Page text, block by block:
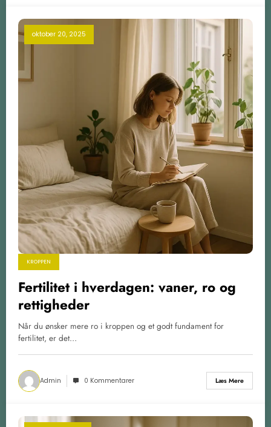
oktober 20, 2025
KROPPEN
Fertilitet i hverdagen: vaner, ro og
rettigheder
Når du ønsker mere ro i kroppen og et godt fundament for
fertilitet, er det…
Admin 0 Kommentarer Læs Mere